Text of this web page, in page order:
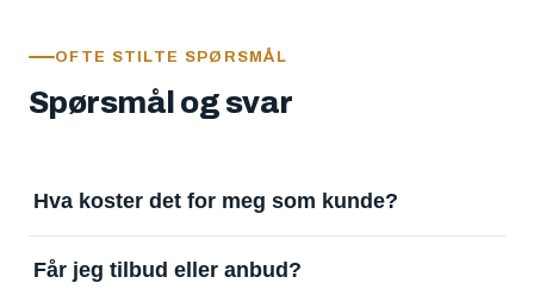
OFTE STILTE SPØRSMÅL
Spørsmål og svar
Hva koster det for meg som kunde?
å motta svar. Tjenesten finansieres av
Får jeg tilbud eller anbud?